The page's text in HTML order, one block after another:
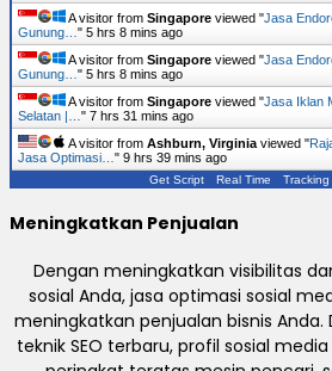
A visitor from Singapore viewed "Jasa
Gunung… " 5 hrs 8 mins ago
A visitor from Singapore viewed "Jasa
Gunung… " 5 hrs 8 mins ago
A visitor from Singapore viewed "Jasa Iklan
Selatan |… " 7 hrs 31 mins ago
A visitor from Ashburn, Virginia viewed "
Jasa Optimasi… " 9 hrs 39 mins ago
Get Script Real Time Tracking
Meningkatkan Penjualan
Dengan meningkatkan visibilitas
sosial Anda, jasa optimasi sosial
meningkatkan penjualan bisnis
teknik SEO terbaru, profil sosial